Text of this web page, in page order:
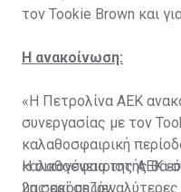
τον Tookie Brown και
Η ανακοίνωση:
«Η Πετρολίνα ΑΕΚ
συνεργασίας με τον
καλαθοσφαιρική
καλαθοσφαιριστής θα
2η σερί σεζόν.
Η οικογένεια της ΑΕΚ
μας ακόμη μεγαλύτερες